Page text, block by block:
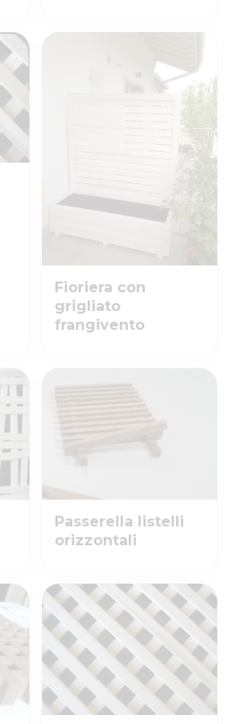
Fioriera con
grigliato
frangivento
Passerella listelli
orizzontali